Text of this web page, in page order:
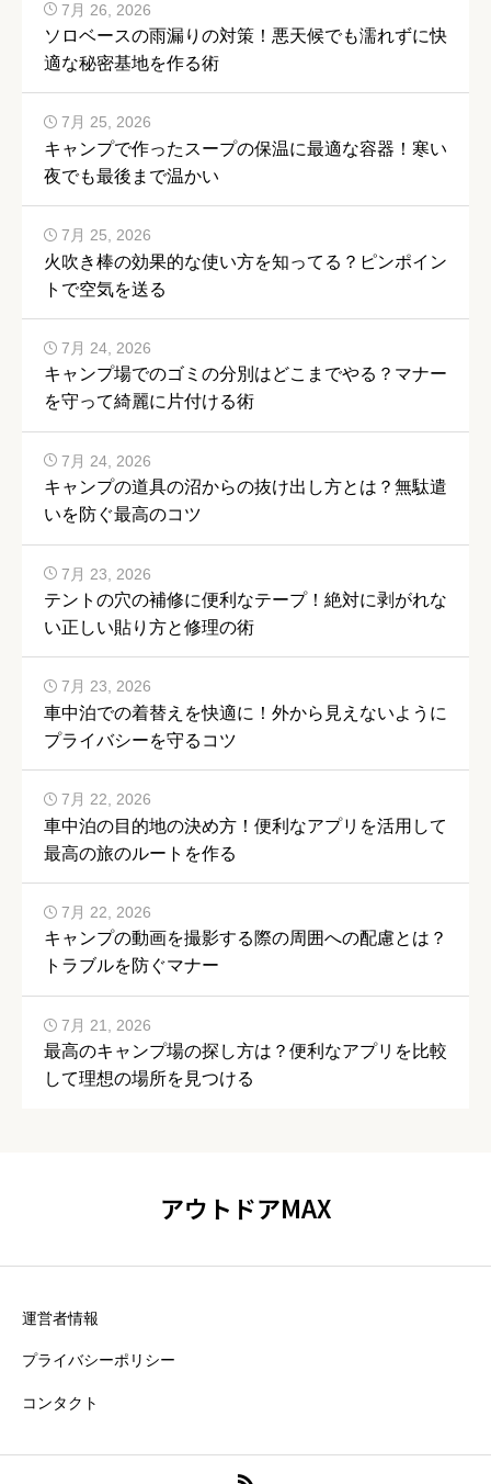
ソロベースの雨漏りの対策！悪天候でも濡れずに快
適な秘密基地を作る術
7月 26, 2026
キャンプで作ったスープの保温に最適な容器！寒い
夜でも最後まで温かい
7月 25, 2026
火吹き棒の効果的な使い方を知ってる？ピンポイン
トで空気を送る
7月 25, 2026
キャンプ場でのゴミの分別はどこまでやる？マナー
を守って綺麗に片付ける術
7月 24, 2026
キャンプの道具の沼からの抜け出し方とは？無駄遣
いを防ぐ最高のコツ
7月 24, 2026
テントの穴の補修に便利なテープ！絶対に剥がれな
い正しい貼り方と修理の術
7月 23, 2026
車中泊での着替えを快適に！外から見えないように
プライバシーを守るコツ
7月 23, 2026
車中泊の目的地の決め方！便利なアプリを活用して
最高の旅のルートを作る
7月 22, 2026
キャンプの動画を撮影する際の周囲への配慮とは？
トラブルを防ぐマナー
7月 22, 2026
最高のキャンプ場の探し方は？便利なアプリを比較
して理想の場所を見つける
7月 21, 2026
アウトドアMAX
運営者情報
プライバシーポリシー
コンタクト